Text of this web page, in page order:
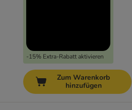
-15% Extra-Rabatt aktivieren
Zum Warenkorb
hinzufügen